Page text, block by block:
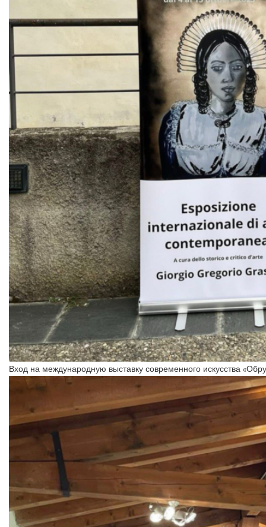
Вход на международную выставку современного искусства